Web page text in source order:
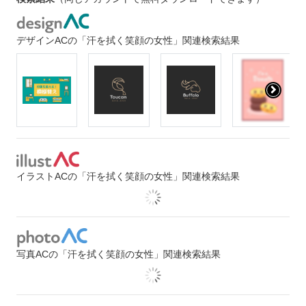
デザインACの「汗を拭く笑顔の女性」関連検索結果
イラストACの「汗を拭く笑顔の女性」関連検索結果
写真ACの「汗を拭く笑顔の女性」関連検索結果